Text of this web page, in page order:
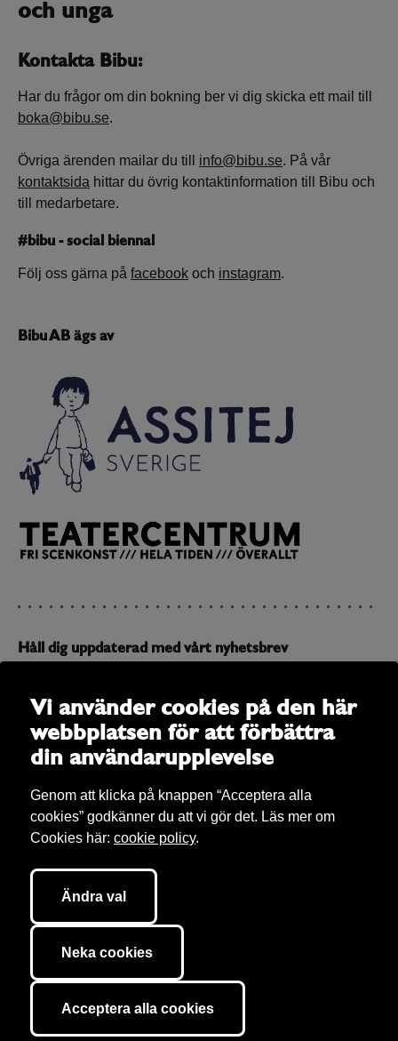
och unga
Kontakta Bibu:
Har du frågor om din bokning ber vi dig skicka ett mail till
boka@bibu.se.
Övriga ärenden mailar du till info@bibu.se. På vår
kontaktsida hittar du övrig kontaktinformation till Bibu och
till medarbetare.
#bibu - social biennal
Följ oss gärna på facebook och instagram.
Bibu AB ägs av
Håll dig uppdaterad med vårt nyhetsbrev
allt som är på gång
E-post
Bibu AB Copyright 2026. Bibu äger rättigheter till allt material på sajten om
inget annat anges. Vi tar hand om
kan du läsa om våracookies
Vi använder cookies på den här
webbplatsen för att förbättra
din användarupplevelse
Genom att klicka på knappen “Acceptera alla
cookies” godkänner du att vi gör det. Läs mer om
Cookies här: cookie policy.
Ändra val
Neka cookies
Acceptera alla cookies